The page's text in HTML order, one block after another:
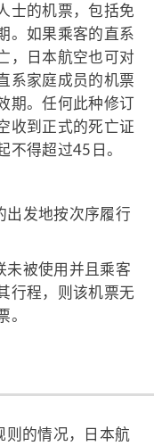
士的机票，包括免
。如果乘客的直系
，日本航空也可对
系家庭成员的机票
期。任何此种修订
收到正式的死亡证
不得超过45日。
出发地按次序履行
未被使用并且乘客
行程，则该机票无
则的情况，日本航